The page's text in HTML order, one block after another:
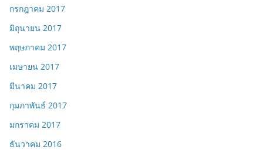
กรกฎาคม 2017
มิถุนายน 2017
พฤษภาคม 2017
เมษายน 2017
มีนาคม 2017
กุมภาพันธ์ 2017
มกราคม 2017
ธันวาคม 2016